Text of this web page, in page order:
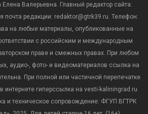
Валерьевна. Главный редактор сайта:
почта редакции: redaktor@gtrk39.ru. Телефон:
на любые материалы, опубликованные на
с российским и международным
праве и смежных правах. При любом
аудио-, фото- и видеоматериалов ссылка на
При полной или частичной перепечатке
интернете гиперссылка на vesti-kaliningrad.ru
и техническое сопровождение: ФГУП ВГТРК